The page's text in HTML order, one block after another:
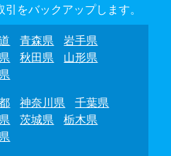
をバックアップします。
青森県
岩手県
秋田県
山形県
神奈川県
千葉県
茨城県
栃木県